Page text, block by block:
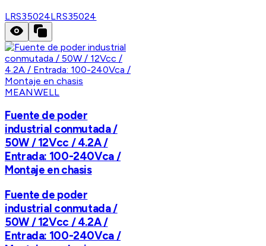
LRS35024LRS35024
MEANWELL
Fuente de poder
industrial conmutada /
50W / 12Vcc / 4.2A /
Entrada: 100-240Vca /
Montaje en chasis
Fuente de poder
industrial conmutada /
50W / 12Vcc / 4.2A /
Entrada: 100-240Vca /